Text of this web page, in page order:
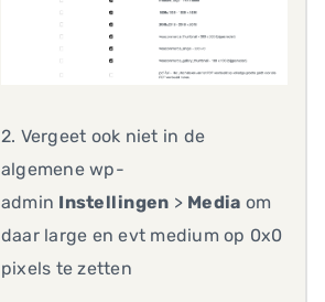
2. Vergeet ook niet in de
algemene wp-
admin Instellingen > Media om
daar large en evt medium op 0x0
pixels te zetten